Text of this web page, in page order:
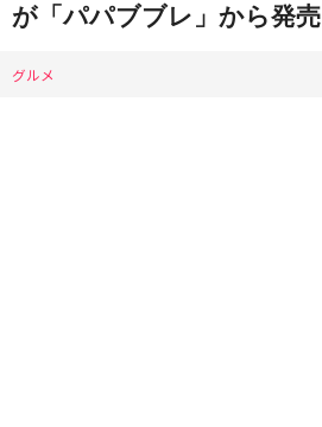
が「パパブブレ」から発売
グルメ